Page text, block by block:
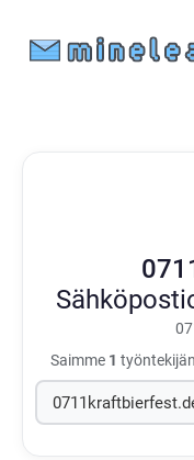
Saimme 1